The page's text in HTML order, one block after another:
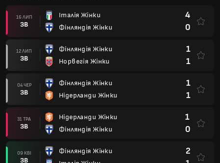
16 ЛИП
ЗВ
Італія Жінки
Фінляндія Жінки
4
0
12 ЛИП
ЗВ
Фінляндія Жінки
Норвегія Жінки
1
1
04 ЧЕР
ЗВ
Фінляндія Жінки
Нідерланди Жінки
1
1
31 ТРА
ЗВ
Нідерланди Жінки
Фінляндія Жінки
1
0
09 КВІ
ЗВ
Фінляндія Жінки
2